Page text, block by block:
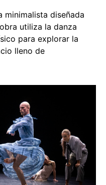
minimalista diseñada
utiliza la danza
para explorar la
lleno de